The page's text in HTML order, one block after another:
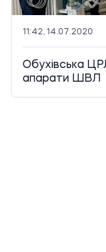
11:42, 14.07.2020
Обухівська
апарати ШВЛ